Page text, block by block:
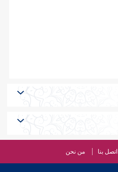
اتصل بنا من نحن